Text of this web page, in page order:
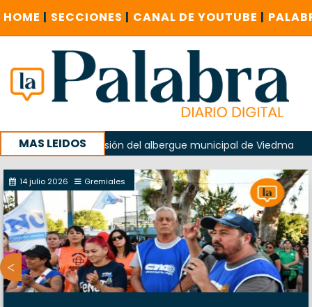
HOME | SECCIONES | CANAL DE YOUTUBE |
MAS LEIDOS
en la explosión del albergue municipal de Viedma La
con un encuentro provincial en Roca
14 julio 2026 Gremiales